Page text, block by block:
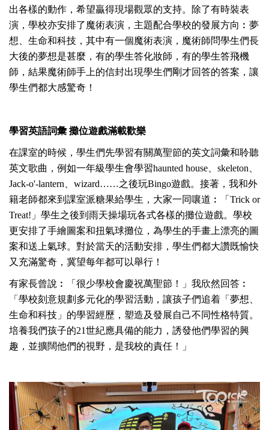
出各樣的動作，希望贏得現場觀眾的支持。除了有時裝表
演，學校亦安排了魔術表演，主題配合學校的發展方向︰夢
想、生命和科技，其中有一個魔術表演，魔術師問學生們長
大後的夢想是甚麼，有的學生答化妝師，有的學生答飛機
師，結果魔術師手上的信封出現學生們剛才回答的答案，讓
學生們都大感驚奇！
學習英語詞彙 攤位遊戲滿載歡樂
在課室的時候，學生們先學習有關萬聖節的英文詞彙和聆聽
英文歌曲，例如一年級學生會學習haunted house、skeleton、
Jack-o'-lantern、wizard……之後玩Bingo遊戲。接著，我和外
籍老師都來到課室派糖果給學生，大家一同嚷道︰「Trick or
Treat!」學生之後到雨天操場玩各式各樣的攤位遊戲。學校
更安排了手繪圖案和扭氣球攤位，為學生的手畫上漂亮的圖
案和送上氣球。對於當天的活動安排，學生們都大讚既愉快
又充滿驚奇，冀望每年都可以舉行！
有家長曾說︰「很少學校會慶祝萬聖節！」我欣然回答︰
「學校刻意規劃多元化的學習活動，讓孩子們追着「夢想、
生命和科技」的學習經歷，塑造及發展自己不同性格特質。
培養我們孩子的21世紀應具備的能力，誘發他們學習的興
趣，並擴闊他們的視野，是我校的責任！」